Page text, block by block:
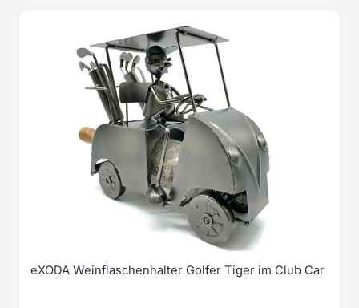
eXODA Weinflaschenhalter Golfer Tiger im Club Car